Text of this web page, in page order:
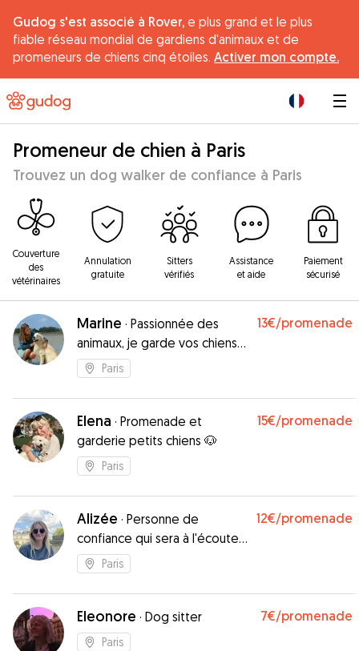
Gudog s'est associé à Rover, e plus grand et le plus
fiable réseau mondial de gardiens d'animaux et de
promeneurs de chiens cinq étoiles. Activer mon compte.
Promeneur de chien à Paris
Trouvez un dog walker de confiance à Paris
Couverture
des
vétérinaires
Annulation
gratuite
Sitters
vérifiés
Assistance
et aide
Paiement
sécurisé
Marine · Passionnée des
animaux, je garde vos chiens
avec amour ! 🐶💖
13€/promenade
Paris
Elena · Promenade et
garderie petits chiens 🐶
15€/promenade
Paris
Alizée · Personne de
confiance qui sera à l'écoute
de votre toutou
12€/promenade
Paris
Eleonore · Dog sitter 7€/promenade
Paris